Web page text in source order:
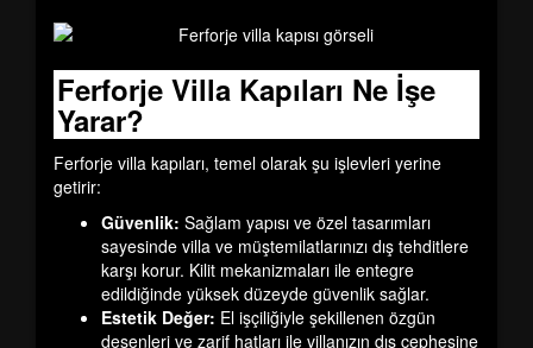
Ferforje Villa Kapıları Ne İşe
Yarar?
Ferforje villa kapıları, temel olarak şu işlevleri yerine
getirir:
Güvenlik: Sağlam yapısı ve özel tasarımları
sayesinde villa ve müştemilatlarınızı dış tehditlere
karşı korur. Kilit mekanizmaları ile entegre
edildiğinde yüksek düzeyde güvenlik sağlar.
Estetik Değer: El işçiliğiyle şekillenen özgün
desenleri ve zarif hatları ile villanızın dış cephesine